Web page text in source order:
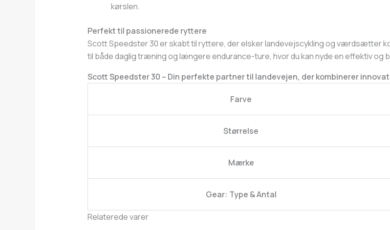
kørslen.
Perfekt til passionerede ryttere
Scott Speedster 30 er skabt til ryttere, der elsker landevejscykling og værdsætter
til både daglig træning og længere endurance-ture, hvor du kan nyde en effektiv og
Scott Speedster 30 – Din perfekte partner til landevejen, der kombinerer
Farve
Størrelse
Mærke
Gear: Type & Antal
Relaterede varer